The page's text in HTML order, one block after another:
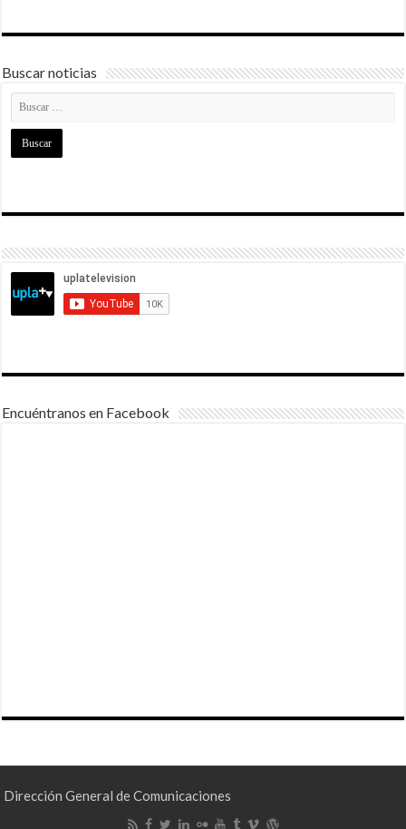
Buscar noticias
Encuéntranos en Facebook
Dirección General de Comunicaciones